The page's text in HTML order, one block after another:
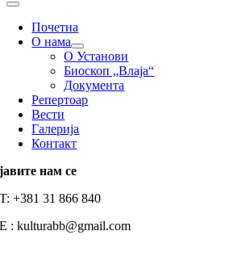
Почетна
О нама
О Установи
Биоскоп „Влаја“
Документа
Репертоар
Вести
Галерија
Контакт
јавите нам се
T: +381 31 866 840
E : kulturabb@gmail.com